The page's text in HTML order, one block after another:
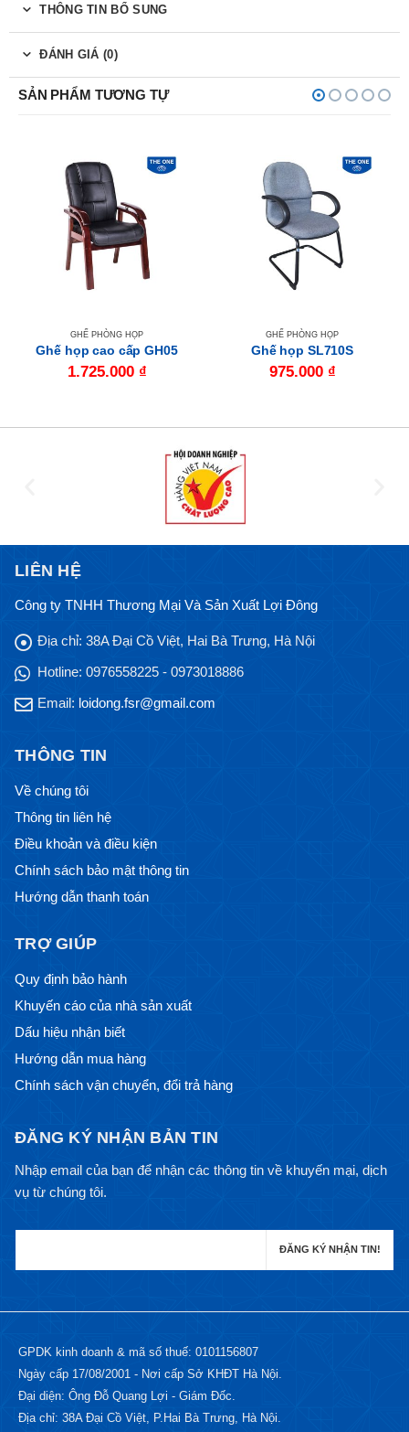
THÔNG TIN BỔ SUNG
ĐÁNH GIÁ (0)
SẢN PHẨM TƯƠNG TỰ
GHẾ PHÒNG HỌP
Ghế họp cao cấp GH05
1.725.000 ₫
GHẾ PHÒNG HỌP
Ghế họp SL710S
975.000 ₫
LIÊN HỆ
Công ty TNHH Thương Mại Và Sản Xuất Lợi Đông
Địa chỉ: 38A Đại Cồ Việt, Hai Bà Trưng, Hà Nội
Hotline: 0976558225 - 0973018886
Email: loidong.fsr@gmail.com
THÔNG TIN
Về chúng tôi
Thông tin liên hệ
Điều khoản và điều kiện
Chính sách bảo mật thông tin
Hướng dẫn thanh toán
TRỢ GIÚP
Quy định bảo hành
Khuyến cáo của nhà sản xuất
Dấu hiệu nhận biết
Hướng dẫn mua hàng
Chính sách vận chuyển, đổi trả hàng
ĐĂNG KÝ NHẬN BẢN TIN
Nhập email của bạn để nhận các thông tin về khuyến mại, dịch
vụ từ chúng tôi.
GPDK kinh doanh & mã số thuế: 0101156807
Ngày cấp 17/08/2001 - Nơi cấp Sở KHĐT Hà Nội.
Đại diện: Ông Đỗ Quang Lợi - Giám Đốc.
Địa chỉ: 38A Đại Cồ Việt, P.Hai Bà Trưng, Hà Nội.